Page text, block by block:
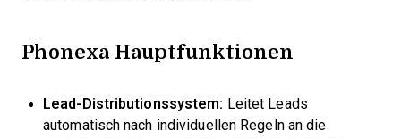
Phonexa Hauptfunktionen
Lead-Distributionssystem: Leitet Leads
automatisch nach individuellen Regeln an die